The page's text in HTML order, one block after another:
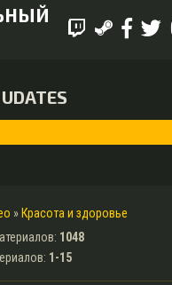
» Красота и здоровье
: 1048
: 1-15